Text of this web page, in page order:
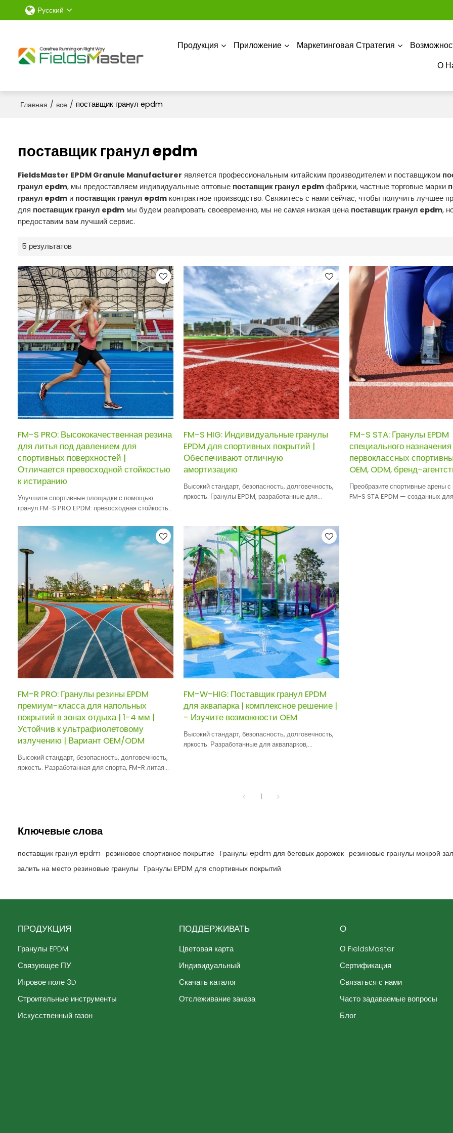
Русский
Продукция Приложение Маркетинговая Стратегия
О
Главная / все / поставщик гранул epdm
поставщик гранул epdm
FieldsMaster EPDM Granule Manufacturer является профессиональным китайским производителем и поставщиком
гранул epdm, мы предоставляем индивидуальные оптовые поставщик гранул epdm фабрики, частные торговые марки
гранул epdm и поставщик гранул epdm контрактное производство. Свяжитесь с нами сейчас, чтобы получить лучшее
для поставщик гранул epdm мы будем реагировать своевременно, мы не самая низкая цена поставщик гранул epdm,
предоставим вам лучший сервис.
5 результатов
FM-S PRO: Высококачественная резина
для литья под давлением для
спортивных поверхностей |
Отличается превосходной стойкостью
к истиранию
Улучшите спортивные площадки с помощью
гранул FM-S PRO EPDM: превосходная стойкость к
агентство
FM-S HIG: Индивидуальные гранулы
EPDM для спортивных покрытий |
Обеспечивают отличную
амортизацию
Высокий стандарт, безопасность, долговечность,
яркость. Гранулы EPDM, разработанные для
FM-S STA: Гранулы EPDM
специального
первоклассных
OEM, ODM, бренд-
Преобразите спортивные арены
FM-S STA EPDM — созданных
FM-R PRO: Гранулы резины EPDM
премиум-класса для напольных
покрытий в зонах отдыха | 1-4 мм |
Устойчив к ультрафиолетовому
излучению | Вариант OEM/ODM
Высокий стандарт, безопасность, долговечность,
яркость. Разработанная для спорта, FM-R литая
FM-W-HIG: Поставщик гранул EPDM
для аквапарка | комплексное решение |
- Изучите возможности OEM
Высокий стандарт, безопасность, долговечность,
яркость. Разработанные для аквапарков,
1
Ключевые слова
поставщик гранул epdm резиновое спортивное покрытие Гранулы epdm для беговых дорожек резиновые гранулы мокрой
залить на место резиновые гранулы Гранулы EPDM для спортивных покрытий
ПРОДУКЦИЯ
Гранулы EPDM
Связующее ПУ
Игровое поле 3D
Строительные инструменты
Искусственный газон
ПОДДЕРЖИВАТЬ
Цветовая карта
Индивидуальный
Скачать каталог
Отслеживание заказа
О
О FieldsMaster
Сертификация
Связаться с нами
Часто задаваемые вопросы
Блог